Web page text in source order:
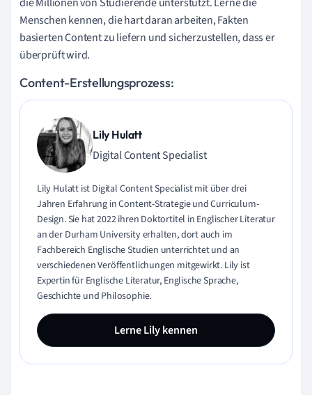
Menschen kennen, die hart daran arbeiten, Fakten
basierten Content zu liefern und sicherzustellen, dass er
überprüft wird.
Content-Erstellungsprozess:
Lily Hulatt
Digital Content Specialist
Lily Hulatt ist Digital Content Specialist mit über drei
Jahren Erfahrung in Content-Strategie und Curriculum-
Design. Sie hat 2022 ihren Doktortitel in Englischer Literatur
an der Durham University erhalten, dort auch im
Fachbereich Englische Studien unterrichtet und an
verschiedenen Veröffentlichungen mitgewirkt. Lily ist
Expertin für Englische Literatur, Englische Sprache,
Geschichte und Philosophie.
Lerne Lily kennen